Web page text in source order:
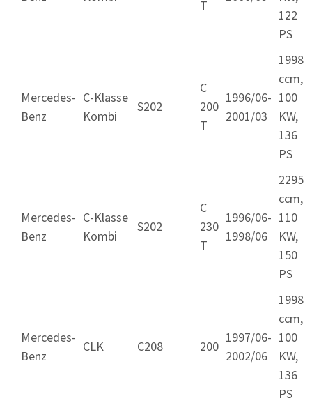
T
122
PS
Mercedes-
Benz
C-Klasse
Kombi
S202
C
200
T
1996/06-
2001/03
1998
ccm,
100
KW,
136
PS
Mercedes-
Benz
C-Klasse
Kombi
S202
C
230
T
1996/06-
1998/06
2295
ccm,
110
KW,
150
PS
Mercedes-
Benz
CLK C208 200
1997/06-
2002/06
1998
ccm,
100
KW,
136
PS